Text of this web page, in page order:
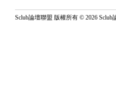
Sclub論壇聯盟 版權所有 © 2026 Sclub